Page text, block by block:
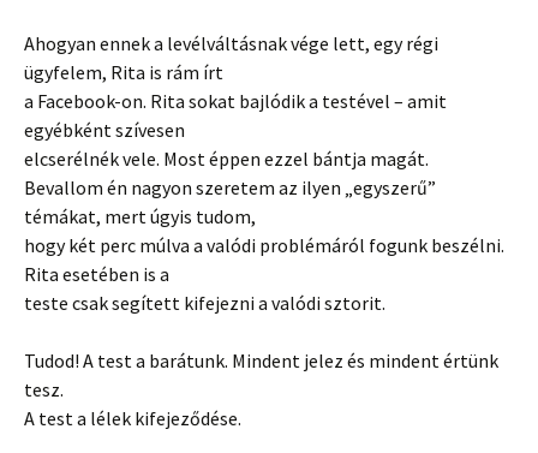
Ahogyan ennek a levélváltásnak vége lett, egy régi
ügyfelem, Rita is rám írt
a Facebook-on. Rita sokat bajlódik a testével – amit
egyébként szívesen
elcserélnék vele. Most éppen ezzel bántja magát.
Bevallom én nagyon szeretem az ilyen „egyszerű”
témákat, mert úgyis tudom,
hogy két perc múlva a valódi problémáról fogunk beszélni.
Rita esetében is a
teste csak segített kifejezni a valódi sztorit.
Tudod! A test a barátunk. Mindent jelez és mindent értünk
tesz.
A test a lélek kifejeződése.